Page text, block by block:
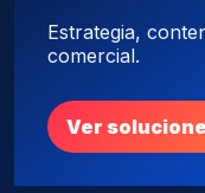
Estrategia,
comercial.
Ver